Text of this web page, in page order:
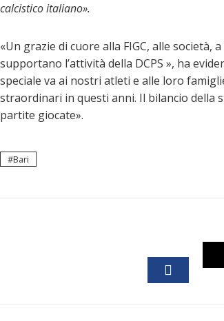
calcistico italiano».
«Un grazie di cuore alla FIGC, alle società,
supportano l’attività della DCPS », ha
speciale va ai nostri atleti e alle loro
straordinari in questi anni. Il bilancio della
partite giocate».
Bari